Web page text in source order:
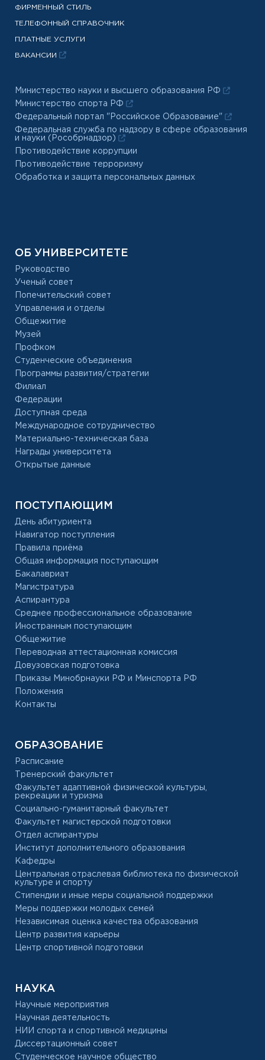
ФИРМЕННЫЙ СТИЛЬ
ТЕЛЕФОННЫЙ СПРАВОЧНИК
ПЛАТНЫЕ УСЛУГИ
ВАКАНСИИ
Министерство науки и высшего образования РФ
Министерство спорта РФ
Федеральный портал "Российское Образование"
Федеральная служба по надзору в сфере образования
и науки (Рособрнадзор)
Противодействие коррупции
Противодействие терроризму
Обработка и защита персональных данных
ОБ УНИВЕРСИТЕТЕ
Руководство
Ученый совет
Попечительский совет
Управления и отделы
Общежитие
Музей
Профком
Студенческие объединения
Программы развития/стратегии
Филиал
Федерации
Доступная среда
Международное сотрудничество
Материально-техническая база
Награды университета
Открытые данные
ПОСТУПАЮЩИМ
День абитуриента
Навигатор поступления
Правила приёма
Общая информация поступающим
Бакалавриат
Магистратура
Аспирантура
Среднее профессиональное образование
Иностранным поступающим
Общежитие
Переводная аттестационная комиссия
Довузовская подготовка
Приказы Минобрнауки РФ и Минспорта РФ
Положения
Контакты
ОБРАЗОВАНИЕ
Расписание
Тренерский факультет
Факультет адаптивной физической культуры,
рекреации и туризма
Социально-гуманитарный факультет
Факультет магистерской подготовки
Отдел аспирантуры
Институт дополнительного образования
Кафедры
Центральная отраслевая библиотека по физической
культуре и спорту
Стипендии и иные меры социальной поддержки
Меры поддержки молодых семей
Независимая оценка качества образования
Центр развития карьеры
Центр спортивной подготовки
НАУКА
Научные мероприятия
Научная деятельность
НИИ спорта и спортивной медицины
Диссертационный совет
Студенческое научное общество